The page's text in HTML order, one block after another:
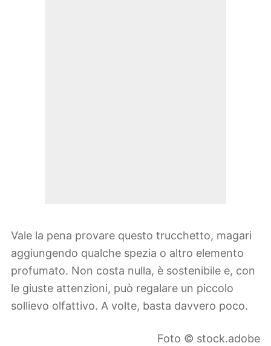
Vale la pena provare questo trucchetto, magari
aggiungendo qualche spezia o altro elemento
profumato. Non costa nulla, è sostenibile e, con
le giuste attenzioni, può regalare un piccolo
sollievo olfattivo. A volte, basta davvero poco.
Foto © stock.adobe